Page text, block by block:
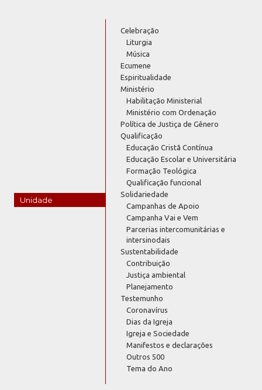
Unidade
Celebração
Liturgia
Música
Ecumene
Espiritualidade
Ministério
Habilitação Ministerial
Ministério com Ordenação
Política de Justiça de Gênero
Qualificação
Educação Cristã Contínua
Educação Escolar e Universitária
Formação Teológica
Qualificação funcional
Solidariedade
Campanhas de Apoio
Campanha Vai e Vem
Parcerias intercomunitárias e
intersinodais
Sustentabilidade
Contribuição
Justiça ambiental
Planejamento
Testemunho
Coronavírus
Dias da Igreja
Igreja e Sociedade
Manifestos e declarações
Outros 500
Tema do Ano